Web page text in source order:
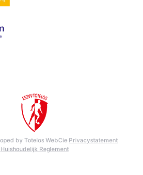
by Totelos WebCie Privacystatement
Huishoudelijk Reglement